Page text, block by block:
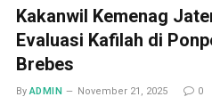
Kakanwil Kemenag
Evaluasi Kafilah di
Brebes
By ADMIN November 21, 2025 0